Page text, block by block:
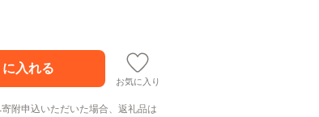
お気に入り
附申込いただいた場合、返礼品は